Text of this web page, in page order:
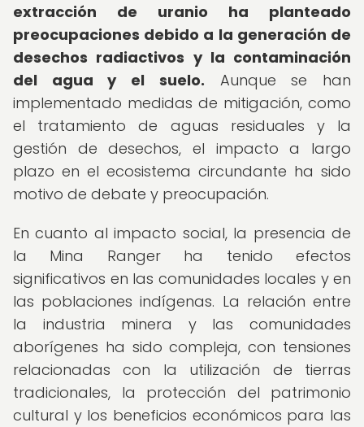
extracción de uranio ha planteado
preocupaciones debido a la generación de
desechos radiactivos y la contaminación
del agua y el suelo. Aunque se han
implementado medidas de mitigación, como
el tratamiento de aguas residuales y la
gestión de desechos, el impacto a largo
plazo en el ecosistema circundante ha sido
motivo de debate y preocupación.
En cuanto al impacto social, la presencia de
la Mina Ranger ha tenido efectos
significativos en las comunidades locales y en
las poblaciones indígenas. La relación entre
la industria minera y las comunidades
aborígenes ha sido compleja, con tensiones
relacionadas con la utilización de tierras
tradicionales, la protección del patrimonio
cultural y los beneficios económicos para las